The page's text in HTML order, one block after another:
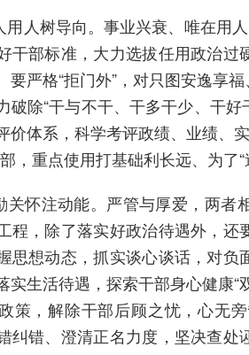
用人树导向。事业兴衰、唯在用
干部标准，大力选拔任用政治
要严格“拒门外”，对只图安逸享
破除“干与不干、干多干少、干
价体系，科学考评政绩、业绩、
，重点使用打基础利长远、为了
关怀注动能。严管与厚爱，两者
程，除了落实好政治待遇外，
思想动态，抓实谈心谈话，对
实生活待遇，探索干部身心健康“
策，解除干部后顾之忧，心无
纠错、澄清正名力度，坚决查